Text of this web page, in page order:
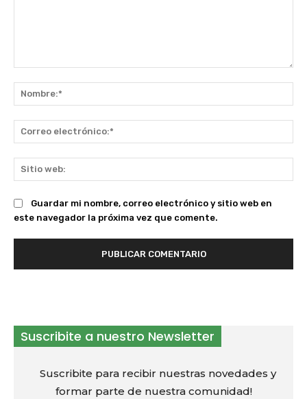
Guardar mi nombre, correo electrónico y sitio web en
este navegador la próxima vez que comente.
Suscribite a nuestro Newsletter
Suscribite para recibir nuestras novedades y
formar parte de nuestra comunidad!